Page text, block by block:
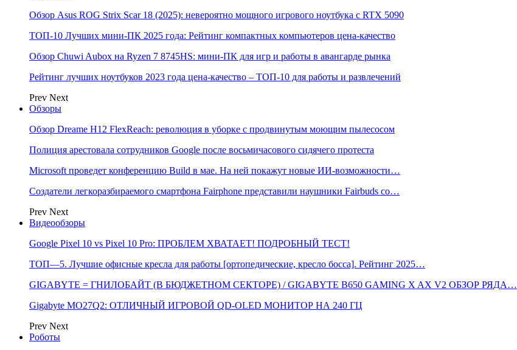
Обзор Asus ROG Strix Scar 18 (2025): невероятно мощного игрового ноутбука с RTX 5090
ТОП-10 Лучших мини-ПК 2025 года: Рейтинг компактных компьютеров цена-качество
Обзор Chuwi Aubox на Ryzen 7 8745HS: мини-ПК для игр и работы в авангарде рынка
Рейтинг лучших ноутбуков 2023 года цена-качество – ТОП-10 для работы и развлечений
Prev Next
Обзоры
Обзор Dreame H12 FlexReach: революция в уборке с продвинутым моющим пылесосом
Полиция арестовала сотрудников Google после восьмичасового сидячего протеста
Microsoft проведет конференцию Build в мае. На ней покажут новые ИИ-возможности…
Создатели легкоразбираемого смартфона Fairphone представили наушники Fairbuds со…
Prev Next
Видеообзоры
Google Pixel 10 vs Pixel 10 Pro: ПРОБЛЕМ ХВАТАЕТ! ПОДРОБНЫЙ ТЕСТ!
ТОП—5. Лучшие офисные кресла для работы [ортопедические, кресло босса]. Рейтинг 2025…
GIGABYTE = ГНИЛОБАЙТ (В БЮДЖЕТНОМ СЕКТОРЕ) / GIGABYTE B650 GAMING X AX V2 ОБЗОР РЯДА…
Gigabyte MO27Q2: ОТЛИЧНЫЙ ИГРОВОЙ QD-OLED МОНИТОР НА 240 ГЦ
Prev Next
Роботы